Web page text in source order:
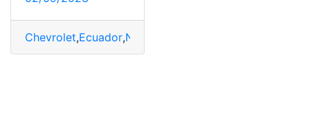
Chevrolet,Ecuador,Noticias